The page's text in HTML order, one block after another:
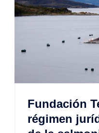
Fundación
régimen